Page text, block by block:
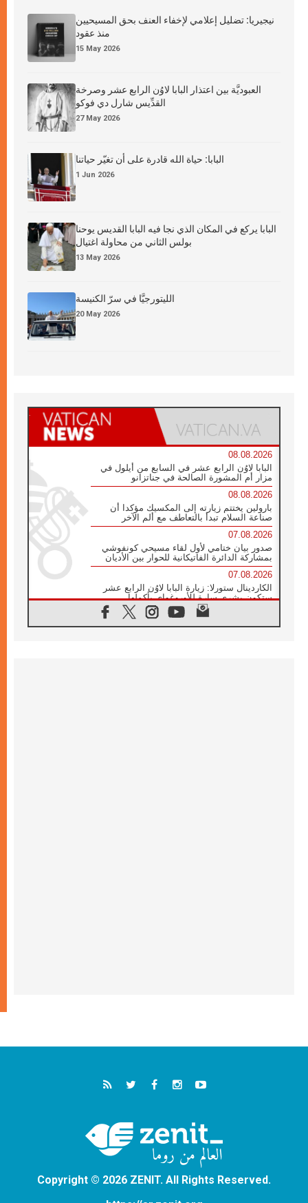
نيجيريا: تضليل إعلامي لإخفاء العنف بحق المسيحيين
منذ عقود
15 May 2026
العبوديَّة بين اعتذار البابا لاوُن الرابع عشر وصرخة
القدِّيس شارل دي فوكو
27 May 2026
البابا: حياة الله قادرة على أن تغيّر حياتنا
1 Jun 2026
البابا يركع في المكان الذي نجا فيه البابا القديس يوحنا
بولس الثاني من محاولة اغتيال
13 May 2026
الليتورجيَّا في سرّ الكنيسة
20 May 2026
08.08.2026
البابا لاوُن الرابع عشر في السابع من أيلول في
مزار أم المشورة الصالحة في جناتزانو
08.08.2026
بارولين يختتم زيارته إلى المكسيك مؤكدا أن
صناعة السلام تبدأ بالتعاطف مع ألم الآخر
07.08.2026
صدور بيان ختامي لأول لقاء مسيحي كونفوشي
بمشاركة الدائرة الفاتيكانية للحوار بين الأديان
07.08.2026
الكاردينال ستورلا: زيارة البابا لاوُن الرابع عشر
ستكون بشرى سارة للأوروغواي بأكملها
الفاتيكان يعلن برنامج الزيارة الرسولية للبابا لاوُن
Copyright © 2026 ZENIT. All Rights Reserved.